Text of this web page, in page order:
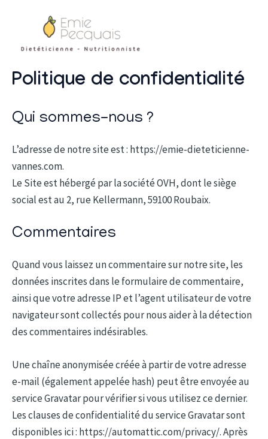
Politique de confidentialité
Qui sommes-nous ?
L’adresse de notre site est : https://emie-dieteticienne-
vannes.com.
Le Site est hébergé par la société OVH, dont le siège
social est au 2, rue Kellermann, 59100 Roubaix.
Commentaires
Quand vous laissez un commentaire sur notre site, les
données inscrites dans le formulaire de commentaire,
ainsi que votre adresse IP et l’agent utilisateur de votre
navigateur sont collectés pour nous aider à la détection
des commentaires indésirables.
Une chaîne anonymisée créée à partir de votre adresse
e-mail (également appelée hash) peut être envoyée au
service Gravatar pour vérifier si vous utilisez ce dernier.
Les clauses de confidentialité du service Gravatar sont
disponibles ici : https://automattic.com/privacy/. Après